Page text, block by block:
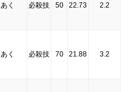
あく 必殺技 50 22.73 2.2
あく 必殺技 70 21.88 3.2